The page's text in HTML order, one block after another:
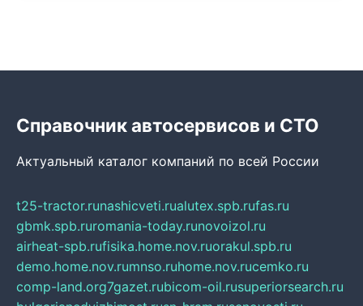
Справочник автосервисов и СТО
Актуальный каталог компаний по всей России
t25-tractor.runashicveti.rualutex.spb.rufas.ru
gbmk.spb.ruromania-today.runovoizol.ru
airheat-spb.rufisika.home.nov.ruorakul.spb.ru
demo.home.nov.rumnso.ruhome.nov.rucemko.ru
comp-land.org7gazet.rubicom-oil.rusuperiorsearch.ru